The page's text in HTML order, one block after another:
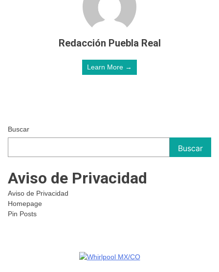
Redacción Puebla Real
Learn More →
Buscar
Buscar
Aviso de Privacidad
Aviso de Privacidad
Homepage
Pin Posts